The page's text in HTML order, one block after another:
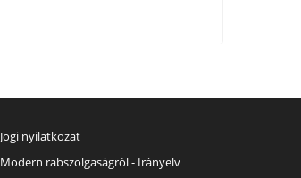
Jogi nyilatkozat
Modern rabszolgaságról - Irányelv